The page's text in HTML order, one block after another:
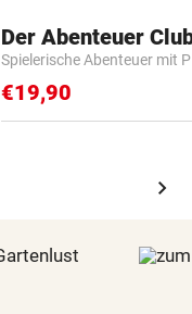
Der Abenteuer
Spielerische Abenteuer mit
€19,90
chevron_right